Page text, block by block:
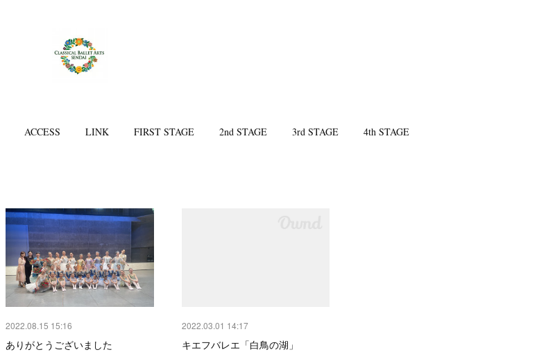
ACCESS LINK FIRST STAGE 2nd STAGE 3rd STAGE 4th STAGE
2022.08.15 15:16
ありがとうございました
2022.03.01 14:17
キエフバレエ「白鳥の湖」